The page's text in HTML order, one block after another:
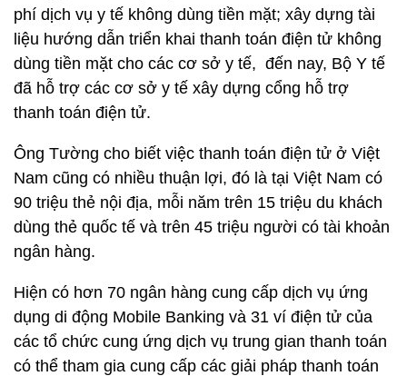
phí dịch vụ y tế không dùng tiền mặt; xây dựng tài
liệu hướng dẫn triển khai thanh toán điện tử không
dùng tiền mặt cho các cơ sở y tế, đến nay, Bộ Y tế
đã hỗ trợ các cơ sở y tế xây dựng cổng hỗ trợ
thanh toán điện tử.
Ông Tường cho biết việc thanh toán điện tử ở Việt
Nam cũng có nhiều thuận lợi, đó là tại Việt Nam có
90 triệu thẻ nội địa, mỗi năm trên 15 triệu du khách
dùng thẻ quốc tế và trên 45 triệu người có tài khoản
ngân hàng.
Hiện có hơn 70 ngân hàng cung cấp dịch vụ ứng
dụng di động Mobile Banking và 31 ví điện tử của
các tổ chức cung ứng dịch vụ trung gian thanh toán
có thể tham gia cung cấp các giải pháp thanh toán